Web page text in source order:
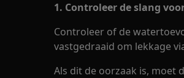
1. Controleer de slang
Controleer of de
vastgedraaid om lekkage
Als dit de oorzaak is, moet